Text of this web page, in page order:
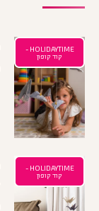
HOLIDAYTIME -
קוד קופון
HOLIDAYTIME -
קוד קופון